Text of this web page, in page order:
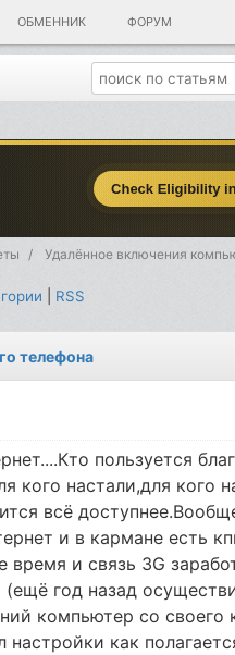
ОБМЕННИК ФОРУМ
Удалённое включения
RSS
телефона
пользуется
кого настали,для кого
всё
и в кармане есть
время и связь 3G
(ещё год назад
компьютер со своего
как